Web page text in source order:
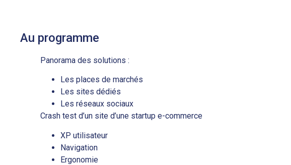
Au programme
Panorama des solutions :
Les places de marchés
Les sites dédiés
Les réseaux sociaux
Crash test d’un site d’une startup e-commerce
XP utilisateur
Navigation
Ergonomie